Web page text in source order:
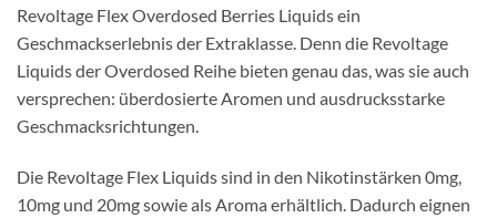
Revoltage Flex Overdosed Berries Liquids ein
Geschmackserlebnis der Extraklasse. Denn die Revoltage
Liquids der Overdosed Reihe bieten genau das, was sie auch
versprechen: überdosierte Aromen und ausdrucksstarke
Geschmacksrichtungen.
Die Revoltage Flex Liquids sind in den Nikotinstärken 0mg,
10mg und 20mg sowie als Aroma erhältlich. Dadurch eignen